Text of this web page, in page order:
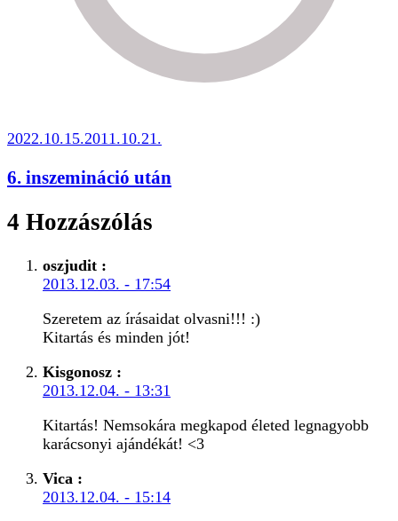
2022.10.15.2011.10.21.
6. inszemináció után
4 Hozzászólás
oszjudit :
2013.12.03. - 17:54
Szeretem az írásaidat olvasni!!! :)
Kitartás és minden jót!
Kisgonosz :
2013.12.04. - 13:31
Kitartás! Nemsokára megkapod életed legnagyobb
karácsonyi ajándékát! <3
Vica :
2013.12.04. - 15:14